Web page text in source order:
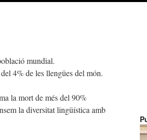
mundial.
4% de les llengües del món.
la mort de més del 90%
la diversitat lingüística amb